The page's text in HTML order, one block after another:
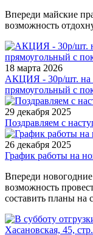
Впереди майские
возможность
18 марта 2026
АКЦИЯ - 30р/шт. на
прямоугольный с
29 декабря 2025
Поздравляем с
26 декабря 2025
График работы на
Впереди новогодние
возможность
составить планы на